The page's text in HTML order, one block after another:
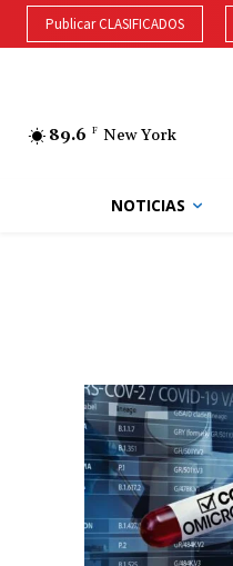
Publicar CLASIFICADOS
89.6 F New York
NOTICIAS